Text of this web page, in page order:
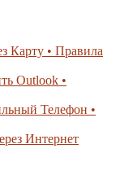
Карту • Правила
Outlook •
Телефон •
Интернет